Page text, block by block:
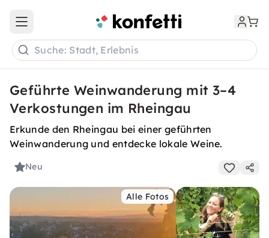
Open main menu
Suche: Stadt, Erlebnis
Geführte Weinwanderung mit 3–4
Verkostungen im Rheingau
Erkunde den Rheingau bei einer geführten
Weinwanderung und entdecke lokale Weine.
Neu
Alle Fotos